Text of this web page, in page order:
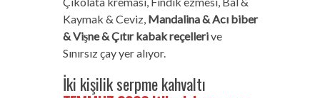
Kaymak & Ceviz, Mandalina & Acı biber
& Vişne & Çıtır kabak reçellerive
Sınırsız çay yer alıyor.
İki kişilik serpme kahvaltı